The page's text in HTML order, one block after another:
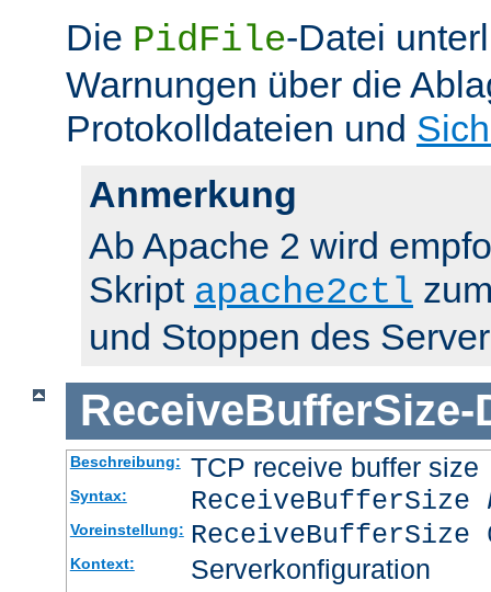
Die PidFile-Datei
Warnungen über die
Protokolldateien und
Anmerkung
Ab Apache 2 wird
Skript apache2ctl
und Stoppen des
ReceiveBufferSize-
Beschreibung: TCP receive buffer size
Syntax: ReceiveBufferSize
Voreinstellung: ReceiveBufferSize
Kontext: Serverkonfiguration